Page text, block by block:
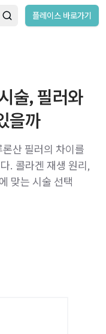
플레이스 바로가기
술, 필러와
을까
산 필러의 차이를
. 콜라겐 재생 원리,
맞는 시술 선택